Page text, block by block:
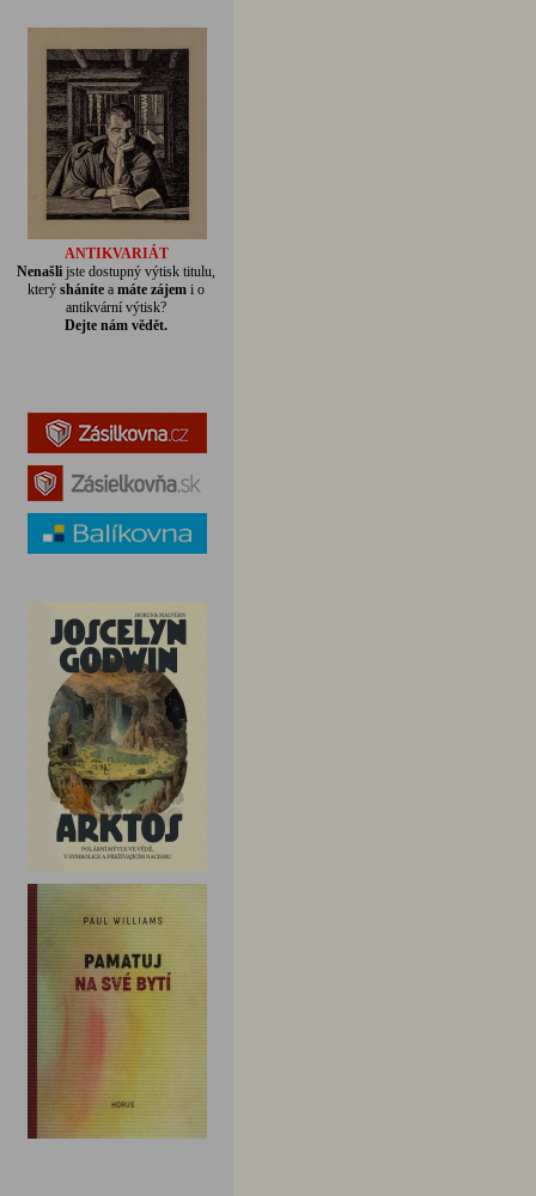
ANTIKVARIÁT
Nenašli jste dostupný výtisk titulu,
kterýsháníte amáte zájem i o
antikvární výtisk?
Dejte nám vědět.